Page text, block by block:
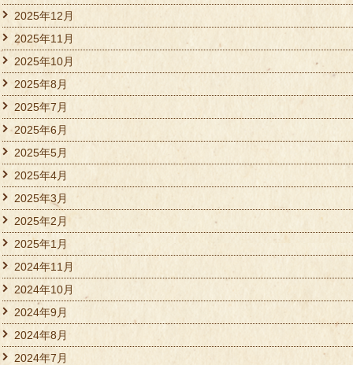
2025年12月
2025年11月
2025年10月
2025年8月
2025年7月
2025年6月
2025年5月
2025年4月
2025年3月
2025年2月
2025年1月
2024年11月
2024年10月
2024年9月
2024年8月
2024年7月